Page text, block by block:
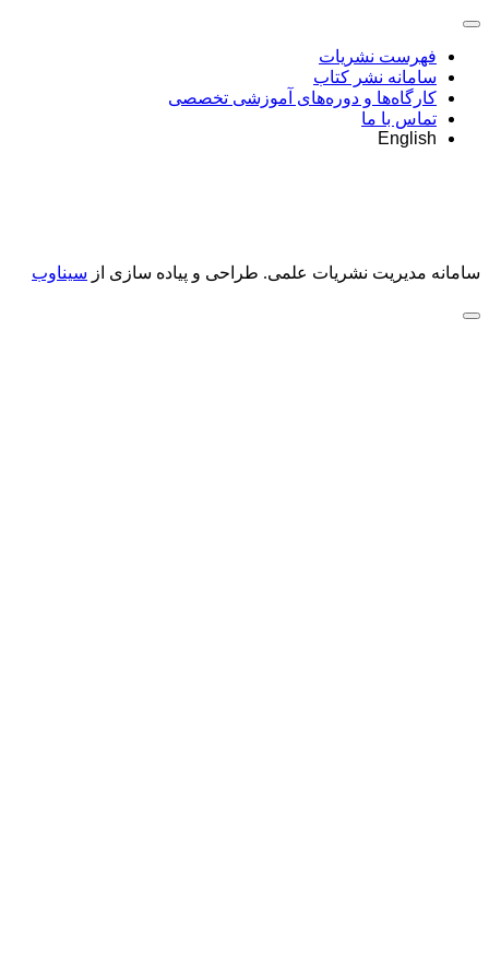
فهرست نشریات
سامانه نشر کتاب
کارگاه‌ها و دوره‌های آموزشی تخصصی
تماس با ما
English
سامانه مدیریت نشریات علمی. طراحی و پیاده سازی از سیناوب